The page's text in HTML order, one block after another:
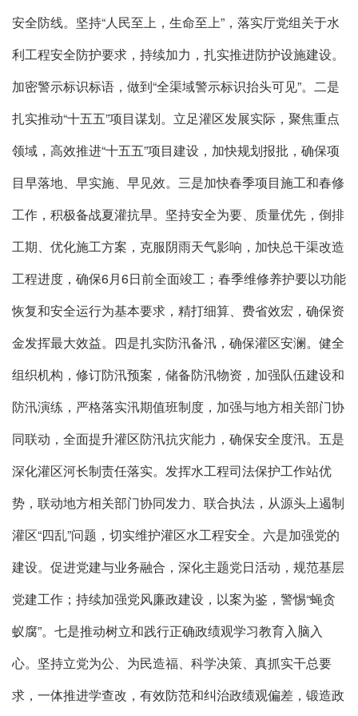
安全防线。坚持“人民至上，生命至上”，落实厅党组关于水
利工程安全防护要求，持续加力，扎实推进防护设施建设。
加密警示标识标语，做到“全渠域警示标识抬头可见”。二是
扎实推动“十五五”项目谋划。立足灌区发展实际，聚焦重点
领域，高效推进“十五五”项目建设，加快规划报批，确保项
目早落地、早实施、早见效。三是加快春季项目施工和春修
工作，积极备战夏灌抗旱。坚持安全为要、质量优先，倒排
工期、优化施工方案，克服阴雨天气影响，加快总干渠改造
工程进度，确保6月6日前全面竣工；春季维修养护要以功能
恢复和安全运行为基本要求，精打细算、费省效宏，确保资
金发挥最大效益。四是扎实防汛备汛，确保灌区安澜。健全
组织机构，修订防汛预案，储备防汛物资，加强队伍建设和
防汛演练，严格落实汛期值班制度，加强与地方相关部门协
同联动，全面提升灌区防汛抗灾能力，确保安全度汛。五是
深化灌区河长制责任落实。发挥水工程司法保护工作站优
势，联动地方相关部门协同发力、联合执法，从源头上遏制
灌区“四乱”问题，切实维护灌区水工程安全。六是加强党的
建设。促进党建与业务融合，深化主题党日活动，规范基层
党建工作；持续加强党风廉政建设，以案为鉴，警惕“蝇贪
蚁腐”。七是推动树立和践行正确政绩观学习教育入脑入
心。坚持立党为公、为民造福、科学决策、真抓实干总要
求，一体推进学查改，有效防范和纠治政绩观偏差，锻造政